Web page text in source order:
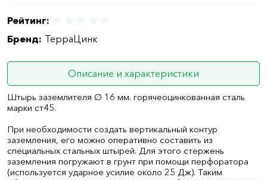
Рейтинг:
Бренд: ТерраЦинк
Описание и характеристики
Штырь заземлителя Ø 16 мм. горячеоцинкованная сталь
марки ст45.
При необходимости создать вертикальный контур
заземления, его можно оперативно составить из
специальных стальных штырей. Для этого стержень
заземления погружают в грунт при помощи перфоратора
(используется ударное усилие около 25 Дж). Таким